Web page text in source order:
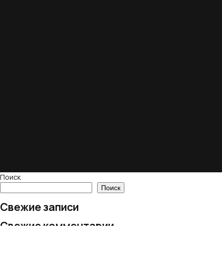
Поиск
Поиск
Свежие записи
Свежие комментарии